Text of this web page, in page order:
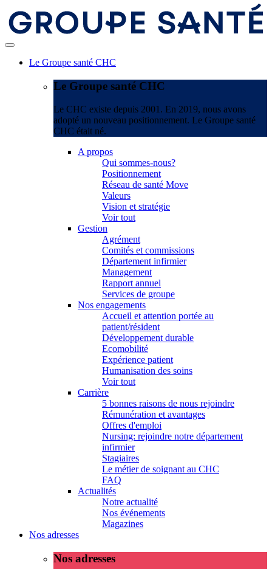
Le Groupe santé CHC
Le Groupe santé CHC
Le CHC existe depuis 2001. En 2019, nous avons
adopté un nouveau positionnement. Le Groupe santé
CHC était né.
A propos
Qui sommes-nous?
Positionnement
Réseau de santé Move
Valeurs
Vision et stratégie
Voir tout
Gestion
Agrément
Comités et commissions
Département infirmier
Management
Rapport annuel
Services de groupe
Nos engagements
Accueil et attention portée au
patient/résident
Développement durable
Ecomobilité
Expérience patient
Humanisation des soins
Voir tout
Carrière
5 bonnes raisons de nous rejoindre
Rémunération et avantages
Offres d'emploi
Nursing: rejoindre notre département
infirmier
Stagiaires
Le métier de soignant au CHC
FAQ
Actualités
Notre actualité
Nos événements
Magazines
Nos adresses
Nos adresses